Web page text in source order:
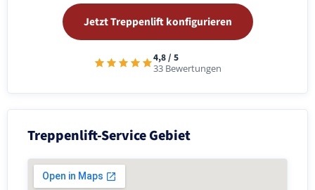
Jetzt Treppenlift konfigurieren
4,8 / 5
33 Bewertungen
Treppenlift-Service Gebiet